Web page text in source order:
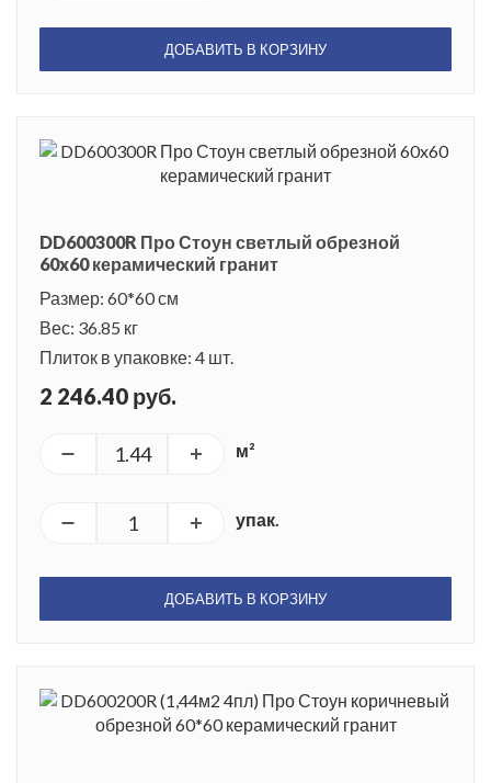
ДОБАВИТЬ В КОРЗИНУ
DD600300R Про Стоун светлый обрезной
60x60 керамический гранит
Размер: 60*60 см
Вес: 36.85 кг
Плиток в упаковке: 4 шт.
2 246.40 руб.
м²
упак.
ДОБАВИТЬ В КОРЗИНУ